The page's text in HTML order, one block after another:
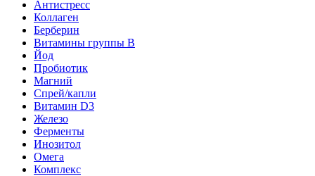
Антистресс
Коллаген
Берберин
Витамины группы B
Йод
Пробиотик
Магний
Спрей/капли
Витамин D3
Железо
Ферменты
Инозитол
Омега
Комплекс